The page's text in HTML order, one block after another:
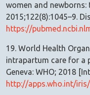
women and newborns:
2015;122(8):1045–9.
https://
19. World Health
intrapartum care for a
Geneva: WHO; 2018
http://apps.who.int/